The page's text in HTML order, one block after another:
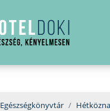
Egészségkönyvtár